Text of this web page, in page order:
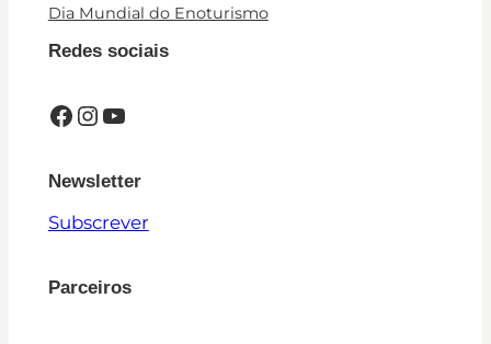
Dia Mundial do Enoturismo
Redes sociais
Facebook InstagramYouTube
Newsletter
Subscrever
Parceiros